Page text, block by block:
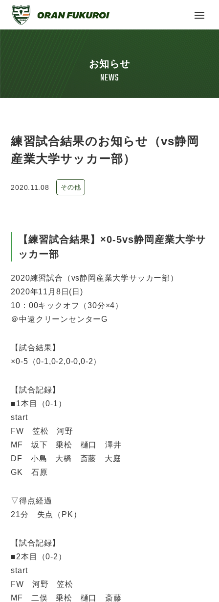
お知らせ
NEWS
練習試合結果のお知らせ（vs静岡
産業大学サッカー部）
2020.11.08 その他
【練習試合結果】×0-5vs静岡産業大学サ
ッカー部
2020練習試合（vs静岡産業大学サッカー部）
2020年11月8日(日)
10：00キックオフ（30分×4）
＠中遠クリーンセンターG
【試合結果】
×0-5（0-1,0-2,0-0,0-2）
【試合記録】
■1本目（0-1）
start
FW 笠松 河野
MF 坂下 乗松 樋口 澤井
DF 小島 大橋 斎藤 大庭
GK 石原
▽得点経過
21分 失点（PK）
【試合記録】
■2本目（0-2）
start
FW 河野 笠松
MF 二俣 乗松 樋口 斎藤